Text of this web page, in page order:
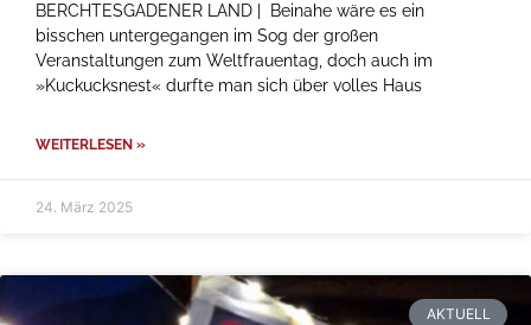
BERCHTESGADENER LAND | Beinahe wäre es ein
bisschen untergegangen im Sog der großen
Veranstaltungen zum Weltfrauentag, doch auch im
»Kuckucksnest« durfte man sich über volles Haus
WEITERLESEN »
24. März 2025
AKTUELL